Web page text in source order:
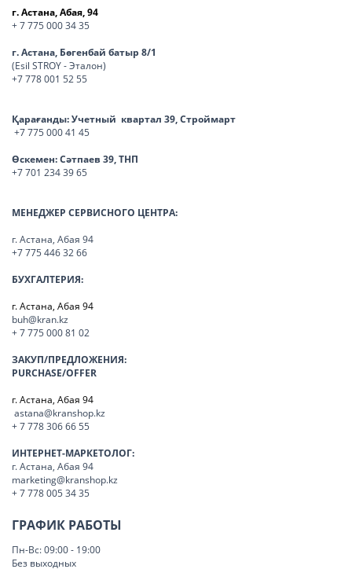
г. Астана, Абая, 94
+ 7 775 000 34 35
г. Астана, Бөгенбай батыр 8/1
(Esil STROY - Эталон)
+7 778 001 52 55
Қарағанды:Учетный квартал 39, Строймарт
+7 775 000 41 45
Өскемен:Сәтпаев 39, ТНП
+7 701 234 39 65
МЕНЕДЖЕР СЕРВИСНОГО ЦЕНТРА:
г. Астана, Абая 94
+7 775 446 32 66
БУХГАЛТЕРИЯ:
г. Астана, Абая 94
buh@kran.kz
+ 7 775 000 81 02
ЗАКУП/ПРЕДЛОЖЕНИЯ:
PURCHASE/OFFER
г. Астана, Абая 94
astana@kranshop.kz
+ 7 778 306 66 55
ИНТЕРНЕТ-МАРКЕТОЛОГ:
г. Астана, Абая 94
marketing@kranshop.kz
+ 7 778 005 34 35
ГРАФИК РАБОТЫ
Пн-Вс: 09:00 - 19:00
Без выходных